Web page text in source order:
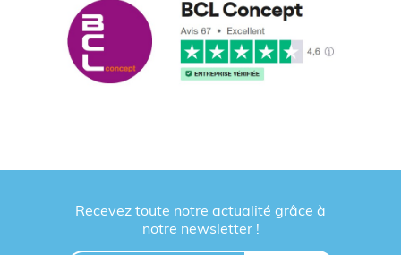
Recevez toute notre actualité grâce à
notre newsletter !